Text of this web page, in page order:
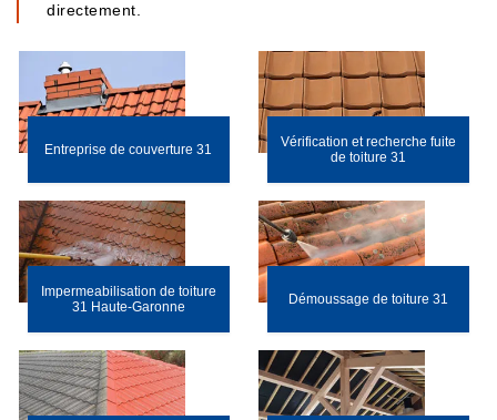
directement.
Entreprise de couverture 31
Vérification et recherche fuite
de toiture 31
Impermeabilisation de toiture
31 Haute-Garonne
Démoussage de toiture 31